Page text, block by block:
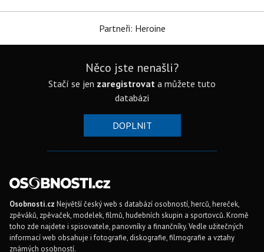
Partneři: Heroine
Něco jste nenašli?
Stačí se jen zaregistrovat a můžete tuto
databázi
DOPLNIT
Osobnosti.cz Největší český web s databází osobností, herců, hereček,
zpěváků, zpěvaček, modelek, filmů, hudebních skupin a sportovců. Kromě
toho zde najdete i spisovatele, panovníky a finančníky. Vedle užitečných
informací web obsahuje i fotografie, diskografie, filmografie a vztahy
známých osobností.